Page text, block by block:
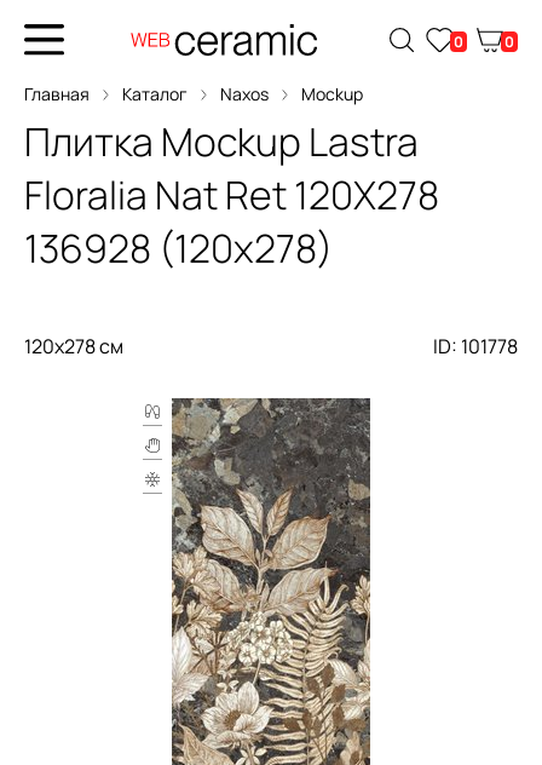
0 0
Главная Каталог Naxos Mockup
Плитка Mockup Lastra
Floralia Nat Ret 120X278
136928 (120x278)
120x278 см ID: 101778